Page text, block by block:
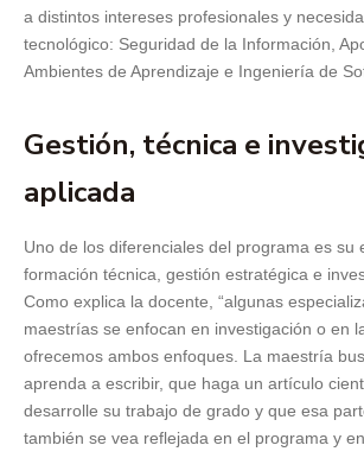
a distintos intereses profesionales y
tecnológico: Seguridad de la Información,
Ambientes de Aprendizaje e Ingeniería de
Gestión, técnica e
aplicada
Uno de los diferenciales del programa es su
formación técnica, gestión estratégica e
Como explica la docente, “algunas
maestrías se enfocan en investigación o en
ofrecemos ambos enfoques. La maestría
aprenda a escribir, que haga un artículo
desarrolle su trabajo de grado y que esa
también se vea reflejada en el programa y en